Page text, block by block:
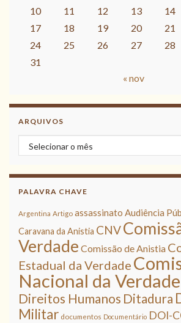
10
11 12 13 14
17
18 19 20 21
24
25 26 27 28
31
« nov
ARQUIVOS
Arquivos
PALAVRA CHAVE
Argentina Artigo assassinato Audiência
Caravana da Anistia CNV
Verdade Comissão de Anistia
Estadual da Verdade
Nacional da Verdade
Direitos Humanos Ditadura
Militar documentos Documentário DOI-